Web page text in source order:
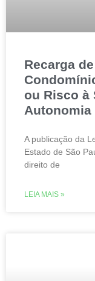
Recarga
ou Risco à
A publicação da
Estado de São
direito de
LEIA MAIS »